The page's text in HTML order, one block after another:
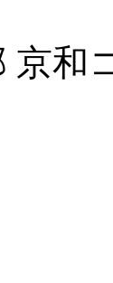
京和